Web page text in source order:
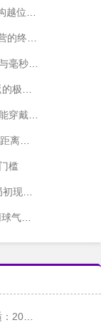
逻辑》
选拔
裁决**
边界”
标准白皮书
诞生
槛
端倪
统设计
级路径”